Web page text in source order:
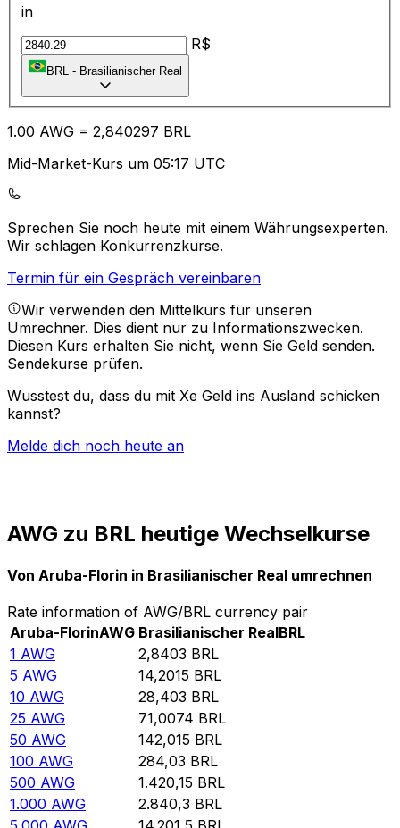
in
R$
BRL - Brasilianischer Real
1.00 AWG = 2,840297 BRL
Mid-Market-Kurs um 05:17 UTC
Sprechen Sie noch heute mit einem Währungsexperten.
Wir schlagen Konkurrenzkurse.
Termin für ein Gespräch vereinbaren
Wir verwenden den Mittelkurs für unseren
Umrechner. Dies dient nur zu Informationszwecken.
Diesen Kurs erhalten Sie nicht, wenn Sie Geld senden.
Sendekurse prüfen.
Wusstest du, dass du mit Xe Geld ins Ausland schicken
kannst?
Melde dich noch heute an
AWG zu BRL heutige Wechselkurse
Von Aruba-Florin in Brasilianischer Real umrechnen
Rate information of AWG/BRL currency pair
Aruba-FlorinAWG Brasilianischer RealBRL
1 AWG 2,8403 BRL
5 AWG 14,2015 BRL
10 AWG 28,403 BRL
25 AWG 71,0074 BRL
50 AWG 142,015 BRL
100 AWG 284,03 BRL
500 AWG 1.420,15 BRL
1.000 AWG 2.840,3 BRL